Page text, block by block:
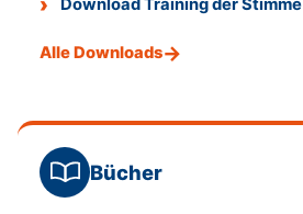
Download Training der Stimme
Alle Downloads
Bücher